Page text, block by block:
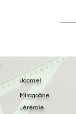
Jacmel
Jérémie
Miragoâne